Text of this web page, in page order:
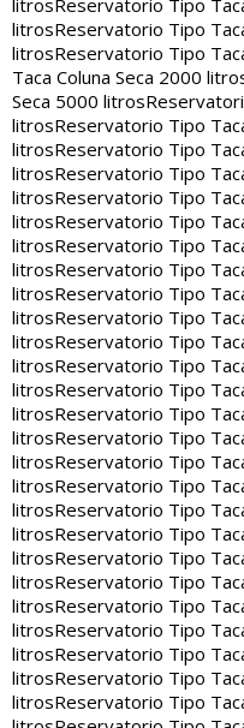
litrosReservatorio Tipo
litrosReservatorio Tipo
litrosReservatorio Tipo
Taca Coluna Seca 2000
Seca 5000 litros
litrosReservatorio Tipo
litrosReservatorio Tipo
litrosReservatorio Tipo
litrosReservatorio Tipo
litrosReservatorio Tipo
litrosReservatorio Tipo
litrosReservatorio Tipo
litrosReservatorio Tipo
litrosReservatorio Tipo
litrosReservatorio Tipo
litrosReservatorio Tipo
litrosReservatorio Tipo
litrosReservatorio Tipo
litrosReservatorio Tipo
litrosReservatorio Tipo
litrosReservatorio Tipo
litrosReservatorio Tipo
litrosReservatorio Tipo
litrosReservatorio Tipo
litrosReservatorio Tipo
litrosReservatorio Tipo
litrosReservatorio Tipo
litrosReservatorio Tipo
litrosReservatorio Tipo
litrosReservatorio Tipo